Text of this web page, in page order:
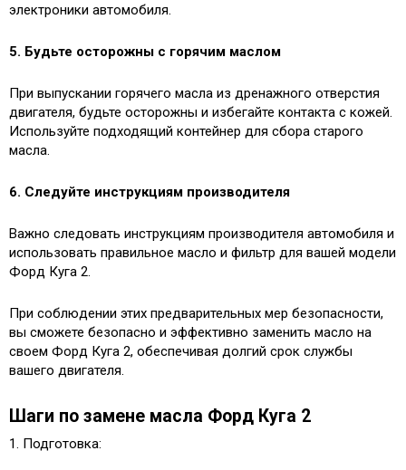
электроники автомобиля.
5. Будьте осторожны с горячим маслом
При выпускании горячего масла из дренажного отверстия
двигателя, будьте осторожны и избегайте контакта с кожей.
Используйте подходящий контейнер для сбора старого
масла.
6. Следуйте инструкциям производителя
Важно следовать инструкциям производителя автомобиля и
использовать правильное масло и фильтр для вашей модели
Форд Куга 2.
При соблюдении этих предварительных мер безопасности,
вы сможете безопасно и эффективно заменить масло на
своем Форд Куга 2, обеспечивая долгий срок службы
вашего двигателя.
Шаги по замене масла Форд Куга 2
1. Подготовка: